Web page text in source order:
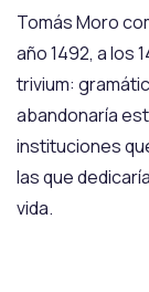
Tomás Moro
año 1492, a los
trivium:
abandonaría
instituciones
las que
vida.